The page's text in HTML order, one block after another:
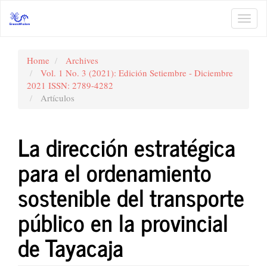
Navigation
Sidebar
Home
Archives
Vol. 1 No. 3 (2021): Edición Setiembre - Diciembre
2021 ISSN: 2789-4282
Artículos
La dirección estratégica
para el ordenamiento
sostenible del transporte
público en la provincial
de Tayacaja